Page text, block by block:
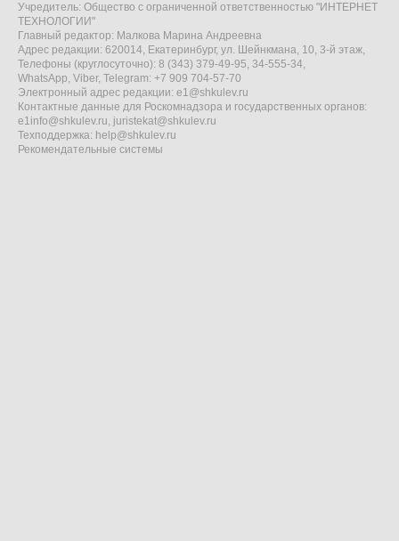
Учредитель: Общество с ограниченной ответственностью "ИНТЕРНЕТ
ТЕХНОЛОГИИ"
Главный редактор: Малкова Марина Андреевна
Адрес редакции: 620014, Екатеринбург, ул. Шейнкмана, 10, 3-й этаж,
Телефоны (круглосуточно): 8 (343) 379-49-95, 34-555-34,
WhatsApp, Viber, Telegram: +7 909 704-57-70
Электронный адрес редакции: e1@shkulev.ru
Контактные данные для Роскомнадзора и государственных органов:
e1info@shkulev.ru, juristekat@shkulev.ru
Техподдержка: help@shkulev.ru
Рекомендательные системы